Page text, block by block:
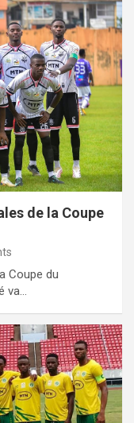
de la Coupe
Coupe du
va…